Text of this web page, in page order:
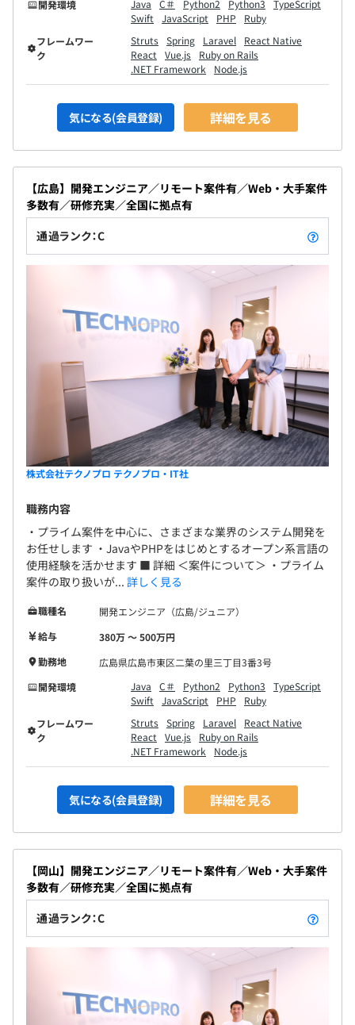
開発環境 Java C＃ Python2 Python3
TypeScript
Swift
JavaScript PHP
Ruby
フレームワー
ク
Struts Spring Laravel
React Native
React
Vue.js
Ruby on Rails
.NET Framework
Node.js
気になる(会員登録) 詳細を見る
【広島】開発エンジニア／リモート案件有／Web・大手案件
多数有／研修充実／全国に拠点有
通過ランク：C
株式会社テクノプロ テクノプロ・IT社
職務内容
・プライム案件を中心に、さまざまな業界のシステム開発を
お任せします ・JavaやPHPをはじめとするオープン系言語の
使用経験を活かせます ■ 詳細 ＜案件について＞ ・プライム
案件の取り扱いが... 詳しく見る
職種名
開発エンジニア（広島/ジュニア）
給与
380万 〜 500万円
勤務地
広島県広島市東区二葉の里三丁目3番3号
開発環境
Java C＃ Python2 Python3
TypeScript
Swift
JavaScript PHP
Ruby
フレームワー
ク
Struts Spring Laravel
React Native
React
Vue.js
Ruby on Rails
.NET Framework
Node.js
気になる(会員登録) 詳細を見る
【岡山】開発エンジニア／リモート案件有／Web・大手案件
多数有／研修充実／全国に拠点有
通過ランク：C